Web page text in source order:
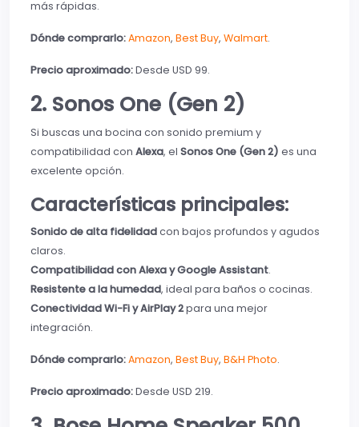
más rápidas.
Dónde comprarlo:Amazon, Best Buy, Walmart.
Precio aproximado:Desde USD 99.
2. Sonos One (Gen 2)
Si buscas una bocina con sonido premium y
compatibilidad con Alexa, el Sonos One (Gen 2) es una
excelente opción.
Características principales:
Sonido de alta fidelidadcon bajos profundos y agudos
claros.
Compatibilidad con Alexa y Google Assistant.
Resistente a la humedad, ideal para baños o cocinas.
Conectividad Wi-Fi y AirPlay 2para una mejor
integración.
Dónde comprarlo:Amazon, Best Buy, B&H Photo.
Precio aproximado:Desde USD 219.